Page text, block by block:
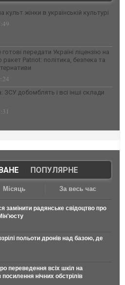
культ жінки в українській культурі
передати Україні ліцензію на
Patriot: політика, безпека та
ЗСУ добомблять і всі інші склади
| ПОПУЛЯРНЕ
Місяць За весь час
замінити радянське свідоцтво про
польоти дронів над базою, де
переведення всіх шкіл на
нічних обстрілів